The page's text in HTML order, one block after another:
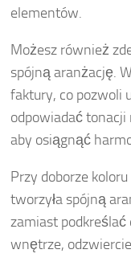
elementów.
Możesz również
spójną aranżację.
faktury, co pozwoli
odpowiadać tonacji
aby osiągnąć
Przy doborze
tworzyła spójną
zamiast podkreślać
wnętrze,